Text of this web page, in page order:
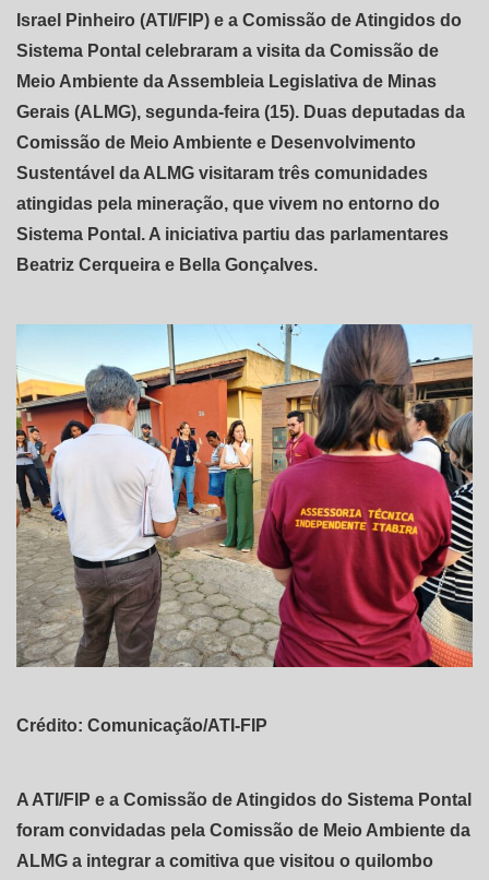
Israel Pinheiro (ATI/FIP) e a Comissão de Atingidos do
Sistema Pontal celebraram a visita da Comissão de
Meio Ambiente da Assembleia Legislativa de Minas
Gerais (ALMG), segunda-feira (15). Duas deputadas da
Comissão de Meio Ambiente e Desenvolvimento
Sustentável da ALMG visitaram três comunidades
atingidas pela mineração, que vivem no entorno do
Sistema Pontal. A iniciativa partiu das parlamentares
Beatriz Cerqueira e Bella Gonçalves.
Crédito: Comunicação/ATI-FIP
A ATI/FIP e a Comissão de Atingidos do Sistema Pontal
foram convidadas pela Comissão de Meio Ambiente da
ALMG a integrar a comitiva que visitou o quilombo